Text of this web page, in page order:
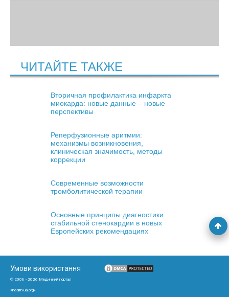
ЧИТАЙТЕ ТАКЖЕ
Вторичная профилактика инфаркта
миокарда: новые данные – новые
перспективы
Реперфузионные аритмии:
механизмы возникновения,
клиническая значимость, методы
коррекции
Современные возможности
тромболитической терапии
Основные принципы диагностики
стабильной стенокардии в новых
Европейских рекомендациях
Умови використання
© 2006 - 2026 Медичний портал
«health-ua.org»